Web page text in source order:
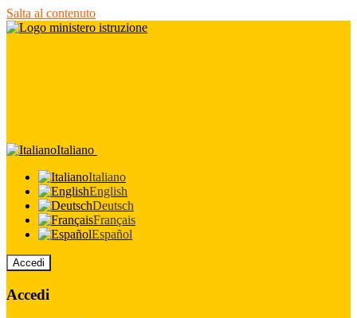
Salta al contenuto
Italiano
Italiano
English
Deutsch
Français
Español
Accedi
Accedi